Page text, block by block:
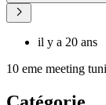
il y a 20 ans
10 eme meeting